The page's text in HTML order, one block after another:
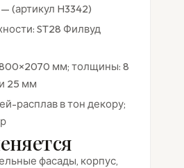
(артикул H3342)
ST28 Филвуд
мм; толщины: 8
25 мм
расплав в тон декору;
фасады, корпус,